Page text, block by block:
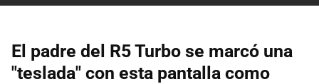
El padre del R5 Turbo se marcó una
"teslada" con esta pantalla como